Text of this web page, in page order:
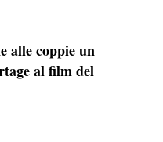
alle coppie un
al film del